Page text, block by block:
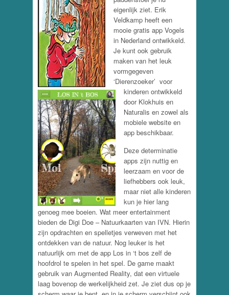
eigenlijk ziet. Erik
Veldkamp heeft een
mooie gratis app Vogels
in Nederland ontwikkeld.
Je kunt ook gebruik
maken van het leuk
vormgegeven
‘Dierenzoeker’ voor
kinderen ontwikkeld
door Klokhuis en
Naturalis en zowel als
mobiele website en
app beschikbaar.
Deze determinatie
apps zijn nuttig en
leerzaam en voor de
liefhebbers ook leuk,
maar niet alle kinderen
kun je hier lang
genoeg mee boeien. Wat meer entertainment
bieden de Digi Doe – Natuurkaarten van IVN. Hierin
zijn opdrachten en spelletjes verweven met het
ontdekken van de natuur. Nog leuker is het
natuurlijk om met de app Los in ‘t bos zelf de
hoofdrol te spelen in het spel. De game maakt
gebruik van Augmented Reality, dat een virtuele
laag bovenop de werkelijkheid zet. Je ziet dus op je